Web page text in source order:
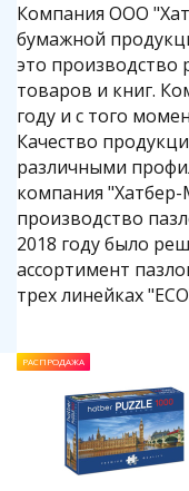
Компания OOO
бумажной
это производство
товаров и книг.
году и с того
Качество
различными
компания "Хатбер-
производство
2018 году было
ассортимент
трех линейках
РАСПРОДАЖА